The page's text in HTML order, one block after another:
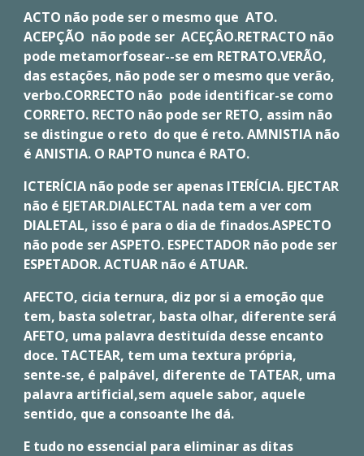
ACTO não pode ser o mesmo que ATO.
ACEPÇÃO não pode ser ACEÇÂO.RETRACTO não
pode metamorfosear--se em RETRATO.VERÃO,
das estações, não pode ser o mesmo que verão,
verbo.CORRECTO não pode identificar-se como
CORRETO. RECTO não pode ser RETO, assim não
se distingue o reto do que é reto. AMNISTIA não
é ANISTIA. O RAPTO nunca é RATO.
ICTERÍCIA não pode ser apenas ITERÍCIA. EJECTAR
não é EJETAR.DIALECTAL nada tem a ver com
DIALETAL, isso é para o dia de finados.ASPECTO
não pode ser ASPETO. ESPECTADOR não pode ser
ESPETADOR. ACTUAR não é ATUAR.
AFECTO, cicia ternura, diz por si a emoção que
tem, basta soletrar, basta olhar, diferente será
AFETO, uma palavra destituída desse encanto
doce. TACTEAR, tem uma textura própria,
sente-se, é palpável, diferente de TATEAR, uma
palavra artificial,sem aquele sabor, aquele
sentido, que a consoante lhe dá.
E tudo no essencial para eliminar as ditas